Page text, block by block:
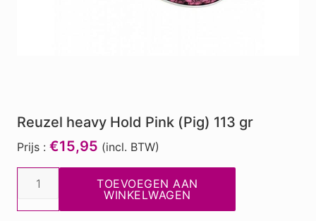
Reuzel heavy Hold Pink (Pig) 113 gr
Prijs : €15,95 (incl. BTW)
Reuzel
Hold
TOEVOEGEN AAN
WINKELWAGEN